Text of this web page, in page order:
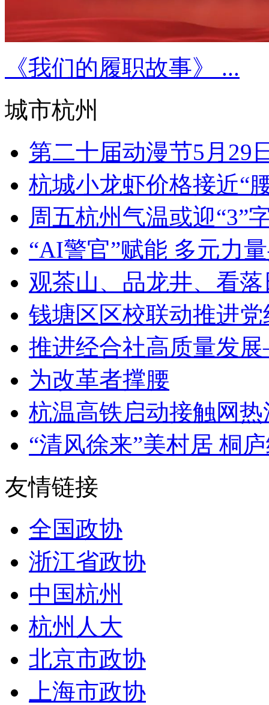
《我们的履职故事》 ...
城市杭州
第二十届动漫节5月29
杭城小龙虾价格接近“
周五杭州气温或迎“3”
“AI警官”赋能 多元力
观茶山、品龙井、看
钱塘区区校联动推进
推进经合社高质量发
为改革者撑腰
杭温高铁启动接触网
“清风徐来”美村居 桐
友情链接
全国政协
浙江省政协
中国杭州
杭州人大
北京市政协
上海市政协